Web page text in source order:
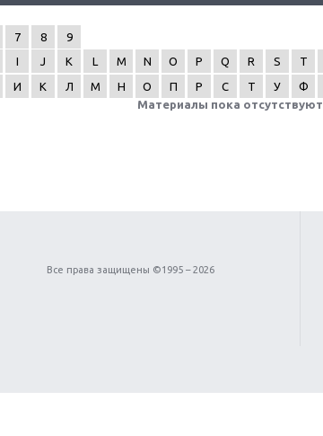
7 8
9
I J K L M N O P Q R S T
И К Л М Н О П Р С Т У Ф
Материалы пока отсутствуют
Все права защищены ©1995 – 2026